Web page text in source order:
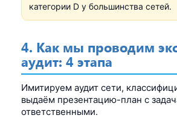
категории D у большинства сетей.
4. Как мы проводим
аудит: 4 этапа
Имитируем аудит сети,
выдаём презентацию-план с
ответственными.